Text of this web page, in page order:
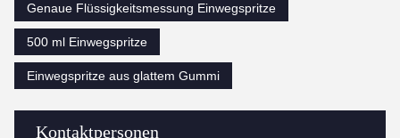
Kontaktpersonen
Genaue Flüssigkeitsmessung Einwegspritze
500 ml Einwegspritze
Einwegspritze aus glattem Gummi